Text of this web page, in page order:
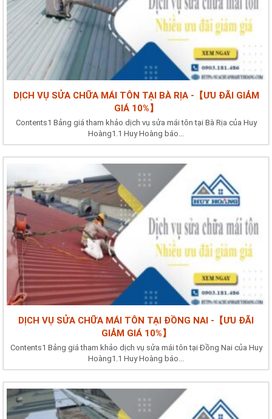
DỊCH VỤ SỬA CHỮA MÁI TÔN TẠI BÀ RỊA -【ƯU ĐÃI GIẢM
GIÁ 10%】
Contents1 Bảng giá tham khảo dịch vụ sửa mái tôn tại Bà Rịa của Huy
Hoàng1.1 Huy Hoàng báo...
DỊCH VỤ SỬA CHỮA MÁI TÔN TẠI ĐỒNG NAI -【ƯU ĐÃI
GIẢM GIÁ 10%】
Contents1 Bảng giá tham khảo dịch vụ sửa mái tôn tại Đồng Nai của Huy
Hoàng1.1 Huy Hoàng báo...